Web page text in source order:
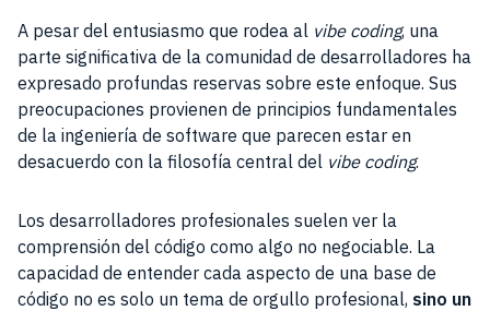
A pesar del entusiasmo que rodea al vibe coding, una
parte significativa de la comunidad de desarrolladores ha
expresado profundas reservas sobre este enfoque. Sus
preocupaciones provienen de principios fundamentales
de la ingeniería de software que parecen estar en
desacuerdo con la filosofía central del vibe coding.
Los desarrolladores profesionales suelen ver la
comprensión del código como algo no negociable. La
capacidad de entender cada aspecto de una base de
código no es solo un tema de orgullo profesional, sino un